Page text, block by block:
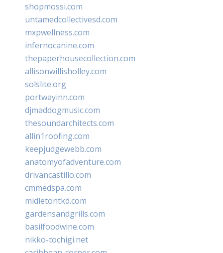
shopmossi.com
untamedcollectivesd.com
mxpwellness.com
infernocanine.com
thepaperhousecollection.com
allisonwillisholley.com
solslite.org
portwayinn.com
djmaddogmusic.com
thesoundarchitects.com
allin1roofing.com
keepjudgewebb.com
anatomyofadventure.com
drivancastillo.com
cmmedspa.com
midletontkd.com
gardensandgrills.com
basilfoodwine.com
nikko-tochigi.net